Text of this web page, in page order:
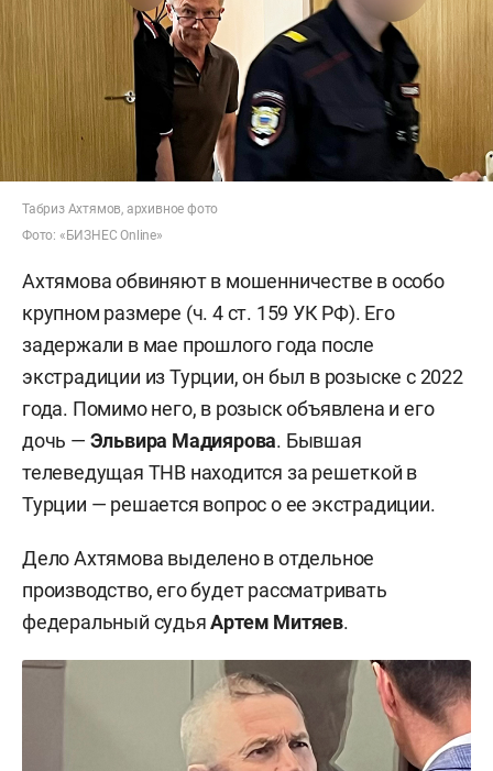
Табриз Ахтямов, архивное фото
Фото: «БИЗНЕС Online»
Ахтямова обвиняют в мошенничестве в особо
крупном размере (ч. 4 ст. 159 УК РФ). Его
задержали в мае прошлого года после
экстрадиции из Турции, он был в розыске с 2022
года. Помимо него, в розыск объявлена и его
дочь — Эльвира Мадиярова. Бывшая
телеведущая ТНВ находится за решеткой в
Турции — решается вопрос о ее экстрадиции.
Дело Ахтямова выделено в отдельное
производство, его будет рассматривать
федеральный судьяАртем Митяев.